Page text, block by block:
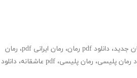
جدید، دانلود pdf رمان ، رمان ایرانی pdf ، رمان
رمان پلیسی، رمان پلیسی، pdf عاشقانه ، دانلود